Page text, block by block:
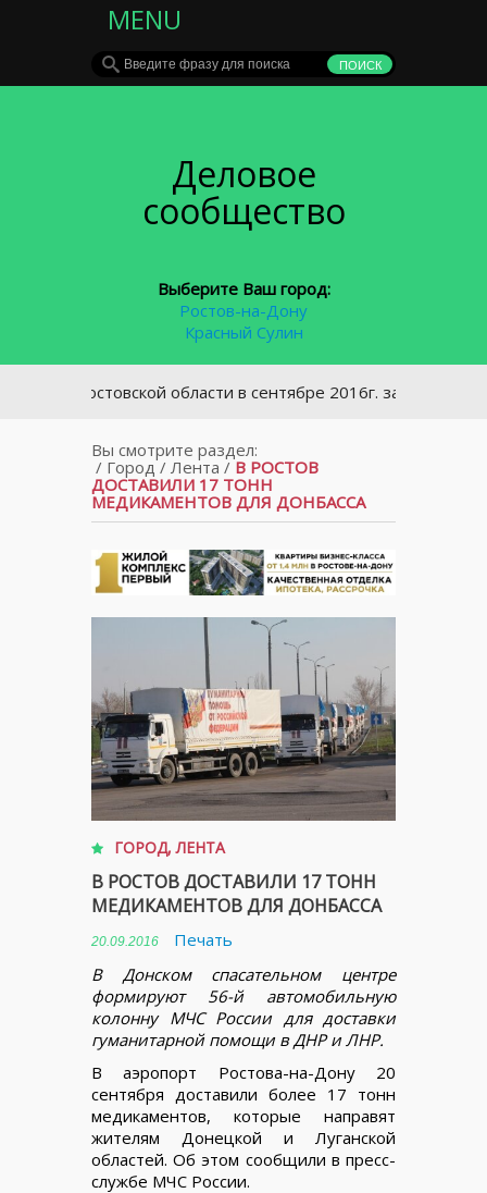
MENU
Деловое
сообщество
Выберите Ваш город:
Ростов-на-Дону
Красный Сулин
В Ростовской области в сентябре 2016г. задолженность
Вы смотрите раздел:
/ Город/ Лента / В РОСТОВ
ДОСТАВИЛИ 17 ТОНН
МЕДИКАМЕНТОВ ДЛЯ ДОНБАССА
ГОРОД,ЛЕНТА
В РОСТОВ ДОСТАВИЛИ 17 ТОНН
МЕДИКАМЕНТОВ ДЛЯ ДОНБАССА
20.09.2016
Печать
В Донском спасательном центре
формируют 56-й автомобильную
колонну МЧС России для доставки
гуманитарной помощи в ДНР и ЛНР.
В аэропорт Ростова-на-Дону 20
сентября доставили более 17 тонн
медикаментов, которые направят
жителям Донецкой и Луганской
областей. Об этом сообщили в пресс-
службе МЧС России.